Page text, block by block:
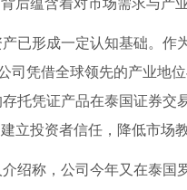
后蕴含着对市场需求与产
已形成一定认知基础。
司凭借全球领先的产业地
托凭证产品在泰国证券交
立投资者信任，降低市场
绍称，公司今年又在泰